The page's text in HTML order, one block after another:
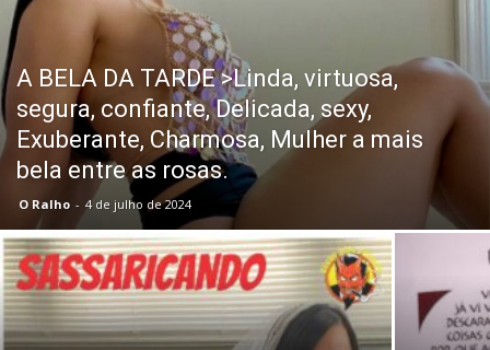
A BELA DA TARDE >Linda, virtuosa,
segura, confiante, Delicada, sexy,
Exuberante, Charmosa, Mulher a mais
bela entre as rosas.
O Ralho - 4 de julho de 2024